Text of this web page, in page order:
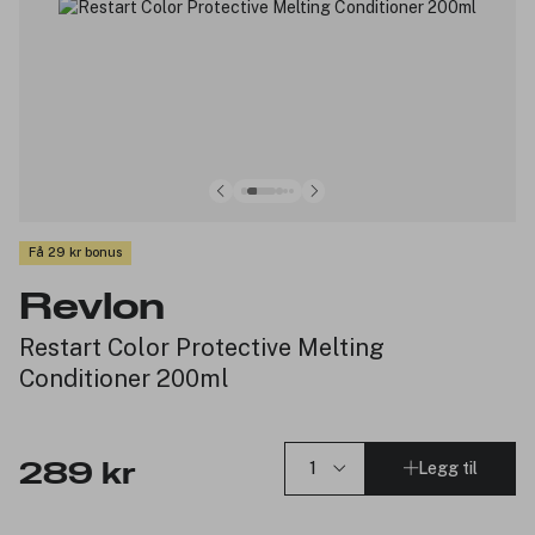
Få 29 kr bonus
Revlon
Restart Color Protective Melting
Conditioner 200ml
289 kr Legg til